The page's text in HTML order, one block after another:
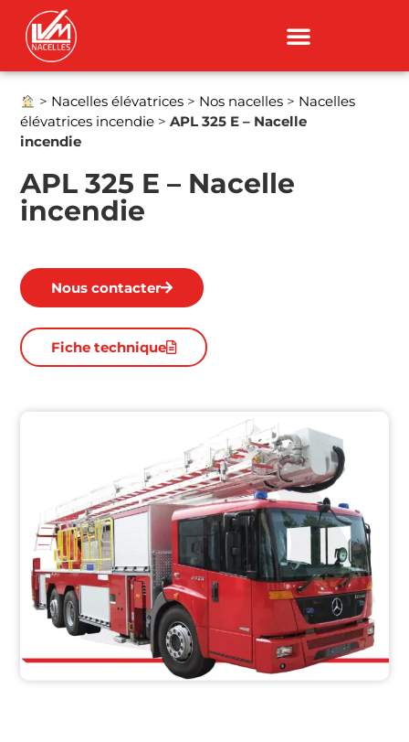
> Nacelles élévatrices > Nos nacelles > Nacelles
élévatrices incendie >APL 325 E – Nacelle
incendie
APL 325 E – Nacelle
incendie
Nous contacter
Fiche technique